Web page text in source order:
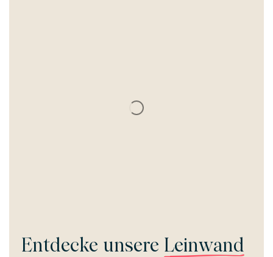
Entdecke unsere Leinwand